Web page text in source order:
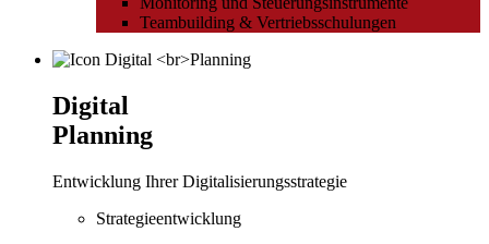
Teambuilding & Vertriebsschulungen
Digital
Planning
Entwicklung Ihrer Digitalisierungsstrategie
Strategieentwicklung